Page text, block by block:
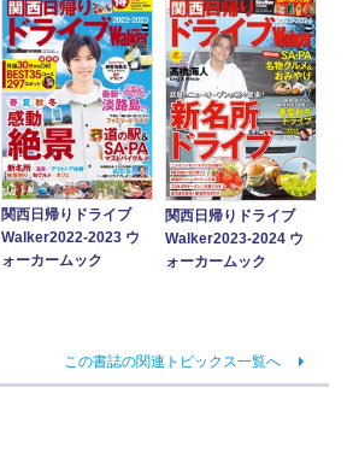
関西日帰りドライブ
Walker2022-2023 ウ
ォーカームック
関西日帰りドライブ
Walker2023-2024 ウ
ォーカームック
この書誌の関連トピックス一覧へ